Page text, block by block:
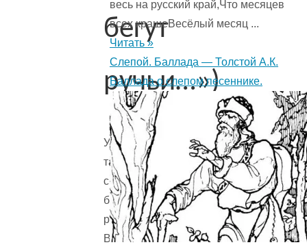
бегут
ручьи…»)
Уж
тает
снег,
бегут
ручьи,
В
весь на русский край,Что месяцев
всех крашеВесёлый месяц ...
Читать »
Слепой. Баллада — Толстой А.К.
Баллада о слепом песеннике.